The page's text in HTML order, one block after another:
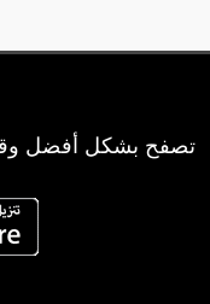
تصفح بشكل أفضل